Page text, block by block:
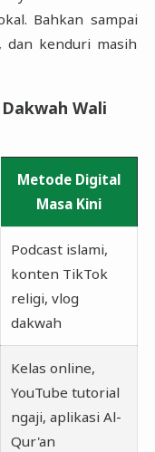
Bahkan sampai
dan kenduri masih
Wali
Metode Digital
Masa Kini
Podcast islami,
konten TikTok
religi, vlog
dakwah
Kelas online,
YouTube tutorial
ngaji, aplikasi Al-
Qur'an